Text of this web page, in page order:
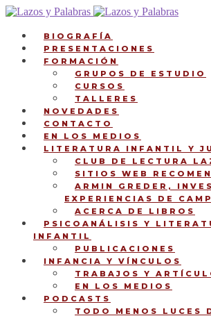
Ir
navegación
Ir
contenidoBIOGRAFÍA
PRESENTACIONES
FORMACIÓN
GRUPOS DE ESTUDIO
CURSOS
TALLERES
NOVEDADES
CONTACTO
EN LOS MEDIOS
LITERATURA INFANTIL Y
CLUB DE LECTURA
SITIOS WEB
ARMIN GREDER,
EXPERIENCIAS DE
ACERCA DE LIBROS
PSICOANÁLISIS Y
INFANTIL
PUBLICACIONES
INFANCIA Y VÍNCULOS
TRABAJOS Y
EN LOS MEDIOS
PODCASTS
TODO MENOS LUCES